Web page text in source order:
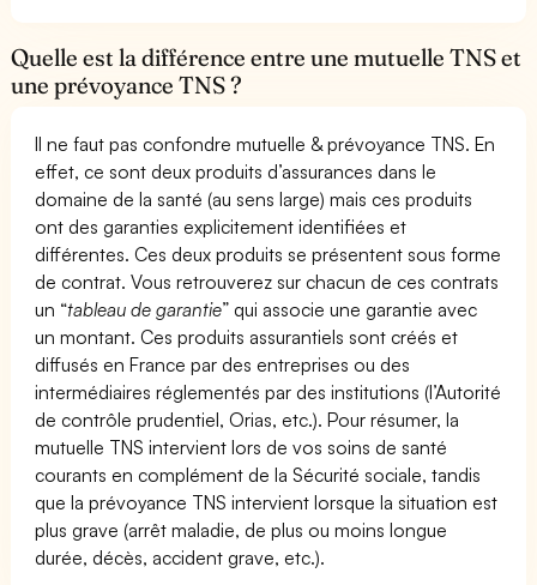
Quelle est la différence entre une mutuelle TNS et
une prévoyance TNS ?
Il ne faut pas confondre mutuelle & prévoyance TNS. En
effet, ce sont deux produits d’assurances dans le
domaine de la santé (au sens large) mais ces produits
ont des garanties explicitement identifiées et
différentes. Ces deux produits se présentent sous forme
de contrat. Vous retrouverez sur chacun de ces contrats
un “tableau de garantie” qui associe une garantie avec
un montant. Ces produits assurantiels sont créés et
diffusés en France par des entreprises ou des
intermédiaires réglementés par des institutions (l’Autorité
de contrôle prudentiel, Orias, etc.). Pour résumer, la
mutuelle TNS intervient lors de vos soins de santé
courants en complément de la Sécurité sociale, tandis
que la prévoyance TNS intervient lorsque la situation est
plus grave (arrêt maladie, de plus ou moins longue
durée, décès, accident grave, etc.).